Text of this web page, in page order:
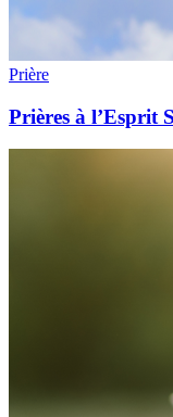
Prière
Prières à l’Esprit